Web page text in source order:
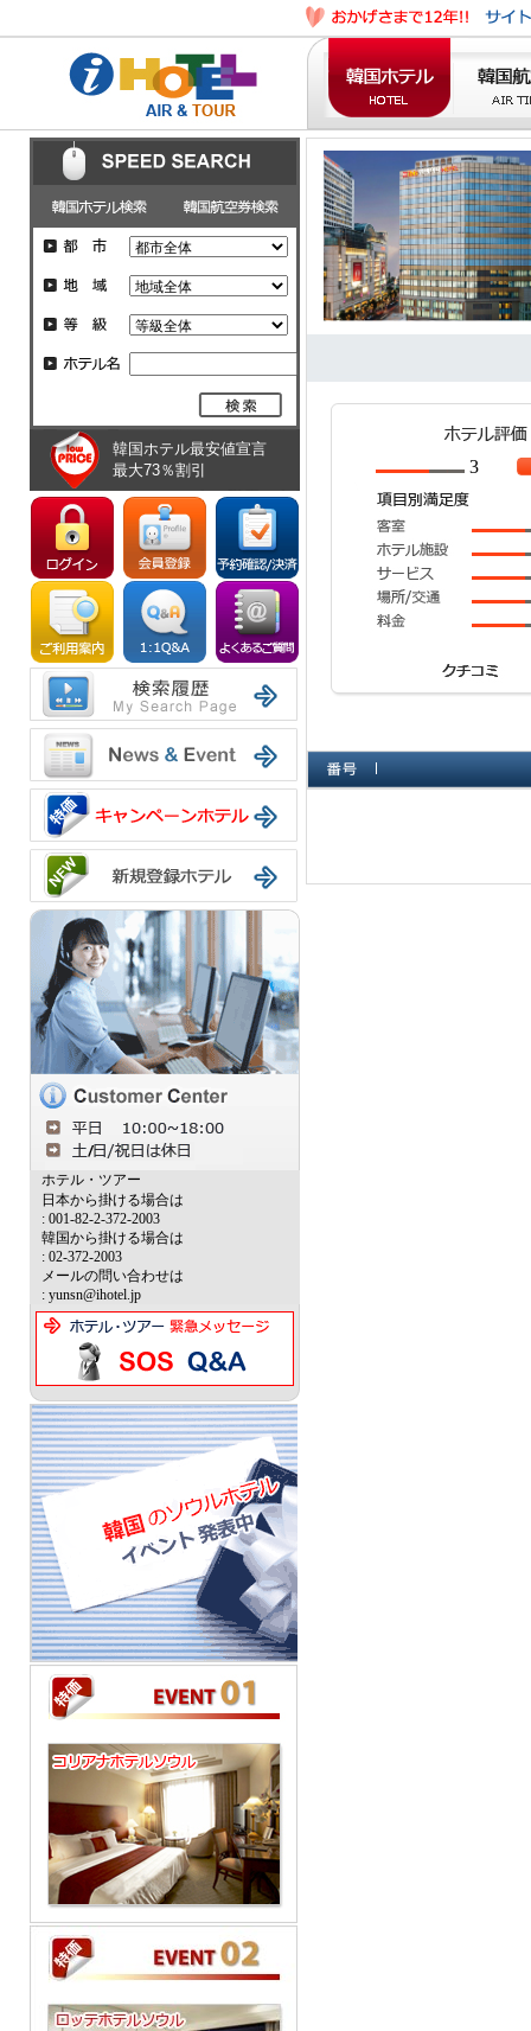
韓国ホテル最安値宣言
最大73％割引
ホテル・ツアー
日本から掛ける場合は
: 001-82-2-372-2003
韓国から掛ける場合は
: 02-372-2003
メールの問い合わせは
: yunsn@ihotel.jp
3